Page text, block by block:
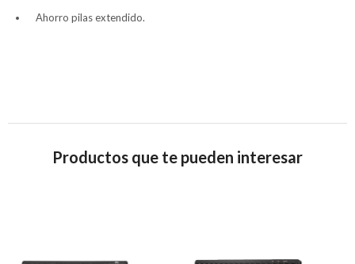
Ahorro pilas extendido.
Productos que te pueden interesar